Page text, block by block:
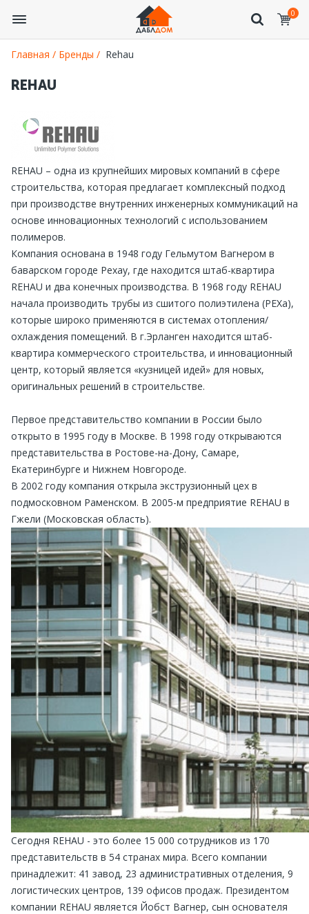
0
Главная / Бренды / Rehau
REHAU
REHAU – одна из крупнейших мировых компаний в сфере
строительства, которая предлагает комплексный подход
при производстве внутренних инженерных коммуникаций на
основе инновационных технологий с использованием
полимеров.
Компания основана в 1948 году Гельмутом Вагнером в
баварском городе Рехау, где находится штаб-квартира
REHAU и два конечных производства. В 1968 году REHAU
начала производить трубы из сшитого полиэтилена (PEXa),
которые широко применяются в системах отопления/
охлаждения помещений. В г.Эрланген находится штаб-
квартира коммерческого строительства, и инновационный
центр, который является «кузницей идей» для новых,
оригинальных решений в строительстве.
Первое представительство компании в России было
открыто в 1995 году в Москве. В 1998 году открываются
представительства в Ростове-на-Дону, Самаре,
Екатеринбурге и Нижнем Новгороде.
В 2002 году компания открыла экструзионный цех в
подмосковном Раменском. В 2005-м предприятие REHAU в
Гжели (Московская область).
Сегодня REHAU - это более 15 000 сотрудников из 170
представительств в 54 странах мира. Всего компании
принадлежит: 41 завод, 23 административных отделения, 9
логистических центров, 139 офисов продаж. Президентом
компании REHAU является Йобст Вагнер, сын основателя